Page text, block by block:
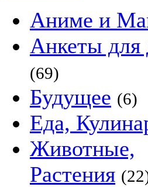
Аниме и
Анкеты для
(69)
Будущее (6)
Еда,
Животные,
Растения